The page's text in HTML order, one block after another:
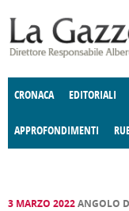
CRONACA EDITORIALI
APPROFONDIMENTI
E SPETTACOLI POLITICA
DELLE IDEE FATTI DELLO
3 MARZO 2022ANGOLO